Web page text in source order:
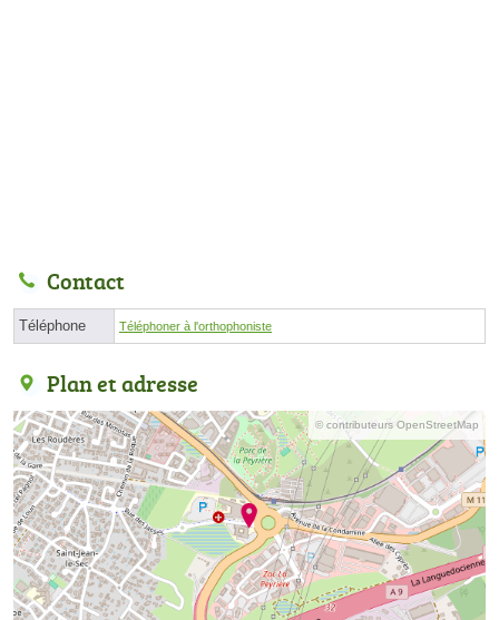
Contact
Téléphone Téléphoner à l'orthophoniste
Plan et adresse
© contributeurs OpenStreetMap